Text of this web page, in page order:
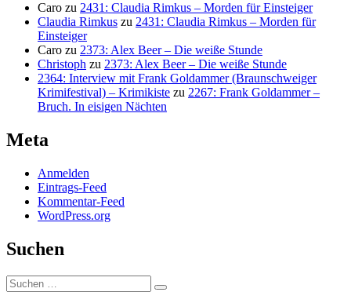
Caro zu 2431: Claudia Rimkus – Morden für Einsteiger
Claudia Rimkus zu 2431: Claudia Rimkus – Morden für
Einsteiger
Caro zu 2373: Alex Beer – Die weiße Stunde
Christoph zu 2373: Alex Beer – Die weiße Stunde
2364: Interview mit Frank Goldammer (Braunschweiger
Krimifestival) – Krimikiste zu 2267: Frank Goldammer –
Bruch. In eisigen Nächten
Meta
Anmelden
Eintrags-Feed
Kommentar-Feed
WordPress.org
Suchen
Suchen
nach:
Suchen